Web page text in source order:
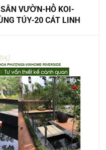
VƯỜN-HỒ KOI-
TÚY-20 CÁT LINH